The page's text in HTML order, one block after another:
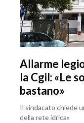
Allarme
la Cgil: «Le
bastano»
Il sindacato chiede
della rete idrica»